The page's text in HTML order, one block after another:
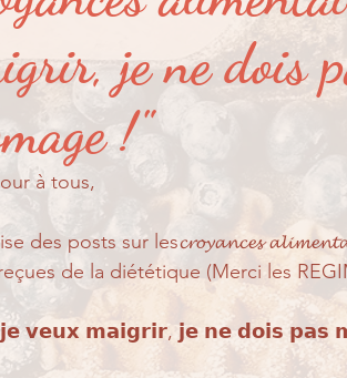
je vous aider ? Partage de
je ne dois
!"
à tous,
des posts sur les𝓬𝓻𝓸𝔂𝓪𝓷𝓬𝓮𝓼
de la diététique (Merci les
𝗷𝗲 𝘃𝗲𝘂𝘅 𝗺𝗮𝗶𝗴𝗿𝗶𝗿, 𝗷𝗲 𝗻𝗲 𝗱𝗼𝗶𝘀